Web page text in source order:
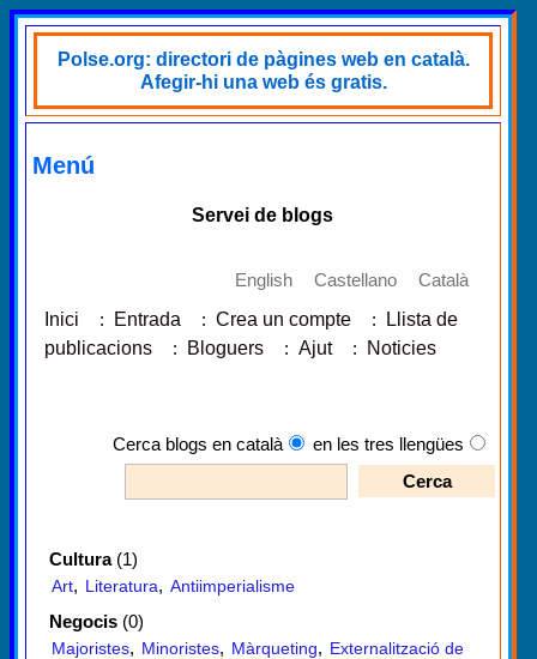
Polse.org: directori de pàgines web en català.
Afegir-hi una web és gratis.
Menú
Servei de blogs
English Castellano
Català
Inici
: Entrada : Crea un compte :
Llista de
publicacions
: Bloguers : Ajut : Noticies
Cerca blogs en català en les tres llengües
Cultura (1)
Art, Literatura, Antiimperialisme
Negocis (0)
Majoristes, Minoristes, Màrqueting, Externalització de